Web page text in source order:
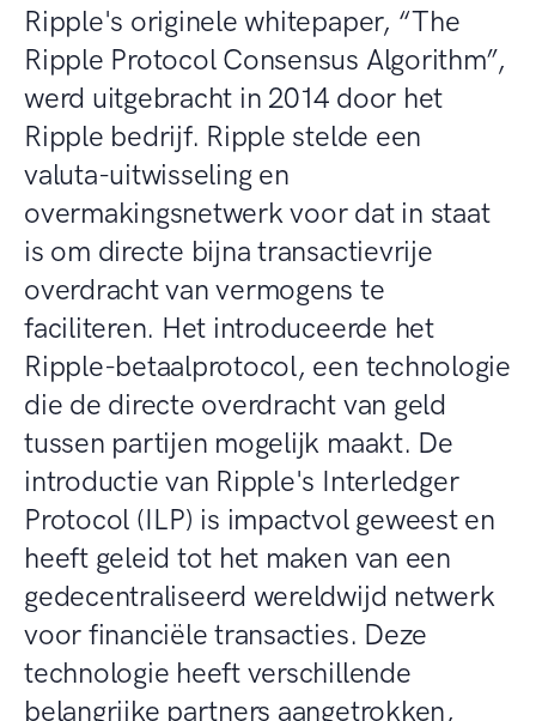
Ripple's originele whitepaper, “The
Ripple Protocol Consensus Algorithm”,
werd uitgebracht in 2014 door het
Ripple bedrijf. Ripple stelde een
valuta-uitwisseling en
overmakingsnetwerk voor dat in staat
is om directe bijna transactievrije
overdracht van vermogens te
faciliteren. Het introduceerde het
Ripple-betaalprotocol, een technologie
die de directe overdracht van geld
tussen partijen mogelijk maakt. De
introductie van Ripple's Interledger
Protocol (ILP) is impactvol geweest en
heeft geleid tot het maken van een
gedecentraliseerd wereldwijd netwerk
voor financiële transacties. Deze
technologie heeft verschillende
belangrijke partners aangetrokken,